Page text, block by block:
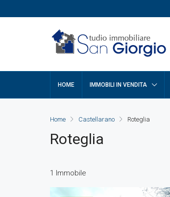
HOME IMMOBILI IN VENDITA
Home Castellarano Roteglia
Roteglia
1 Immobile